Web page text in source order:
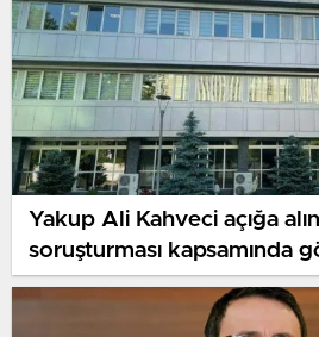
Yakup Ali Kahveci açığa
soruşturması kapsamında
uzaklaştırıldı